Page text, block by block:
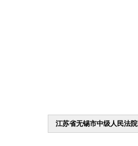
江苏省无锡市中级人民法院